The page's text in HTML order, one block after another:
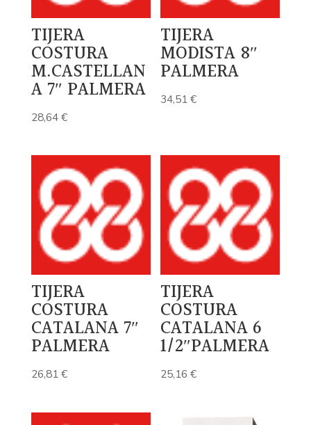
TIJERA
COSTURA
M.CASTELLAN
A 7″ PALMERA
28,64€
TIJERA
MODISTA 8″
PALMERA
34,51€
TIJERA
COSTURA
CATALANA 7″
PALMERA
26,81€
TIJERA
COSTURA
CATALANA 6
1/2″PALMERA
25,16€